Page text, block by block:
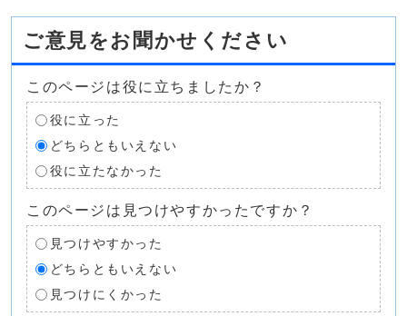
ご意見をお聞かせください
このページは役に立ちましたか？
役に立った
どちらともいえない
役に立たなかった
このページは見つけやすかったですか？
見つけやすかった
どちらともいえない
見つけにくかった